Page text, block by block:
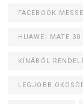
FACEBOOK
HUAWEI MATE 30
KÍNÁBÓL
LEGJOBB